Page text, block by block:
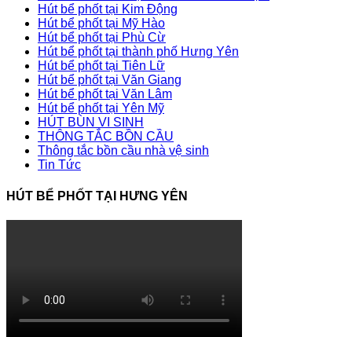
Hút bể phốt tại Kim Động
Hút bể phốt tại Mỹ Hào
Hút bể phốt tại Phù Cừ
Hút bể phốt tại thành phố Hưng Yên
Hút bể phốt tại Tiên Lữ
Hút bể phốt tại Văn Giang
Hút bể phốt tại Văn Lâm
Hút bể phốt tại Yên Mỹ
HÚT BÙN VI SINH
THÔNG TẮC BỒN CẦU
Thông tắc bồn cầu nhà vệ sinh
Tin Tức
HÚT BỂ PHỐT TẠI HƯNG YÊN